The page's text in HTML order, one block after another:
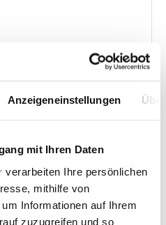
Anzeigeneinstellungen
mit Ihren Daten
verarbeiten Ihre persönlichen
mithilfe von
Informationen auf Ihrem
zuzugreifen und so
ABSENDEN
LAUTSCHALTEN